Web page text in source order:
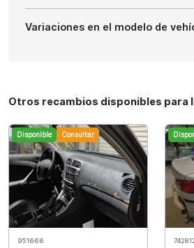
Variaciones en el modelo de
Otros recambios disponibles para
Disponible Consultar
951666